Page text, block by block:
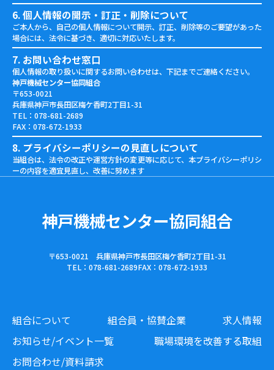
6. 個人情報の開示・訂正・削除について
ご本人から、自己の個人情報について開示、訂正、削除等のご要望があった
場合には、法令に基づき、適切に対応いたします。
7. お問い合わせ窓口
個人情報の取り扱いに関するお問い合わせは、下記までご連絡ください。
神戸機械センター協同組合
〒653-0021
兵庫県神戸市長田区梅ケ香町2丁目1-31
TEL：078-681-2689
FAX：078-672-1933
8. プライバシーポリシーの見直しについて
当組合は、法令の改正や運営方針の変更等に応じて、本プライバシーポリシ
ーの内容を適宜見直し、改善に努めます
神戸機械センター協同組合
〒653-0021 兵庫県神戸市長田区梅ケ香町2丁目1-31
TEL：078-681-2689FAX：078-672-1933
組合について
組合員・協賛企業
お知らせ/イベント一覧
職場環境を改善する取組
求人情報
お問合わせ/資料請求